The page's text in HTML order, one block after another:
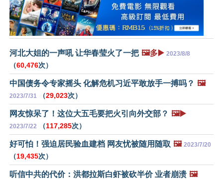
河北大姐的一声吼 让华春莹火了一把 🖼️多▶️ 2023/8/8
（60,476次）
中国债务令专家摇头 化解危机习近平敢放手一搏吗？ 🖼️
2023/7/31 （29,023次）
网友惊呆了！这位大五毛要把火引向外交部？ 🖼️▶️
2023/7/22 （117,285次）
好可怕！强迫居民验血建档 网友忧被随用随取 🖼️ 2023/7/20
（19,435次）
听信中共的代价：洪都拉斯白虾被砍半价 业者崩溃 🖼️